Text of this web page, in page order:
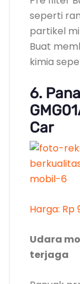
Udara
terjaga
Banyak
udara
Bukan
Tapi,
Kondusif